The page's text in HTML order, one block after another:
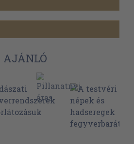
AJÁNLÓ